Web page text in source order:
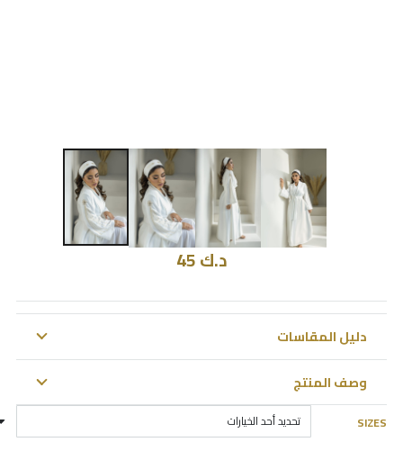
د.ك
دليل المقاسات
وصف المنتج
SIZES